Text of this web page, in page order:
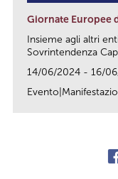
Giornate Europee
Insieme agli altri
Sovrintendenza
14/06/2024 - 16/